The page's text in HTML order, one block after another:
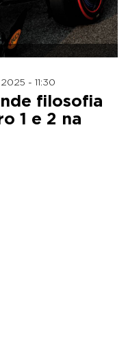
- 11:30
filosofia
1 e 2 na